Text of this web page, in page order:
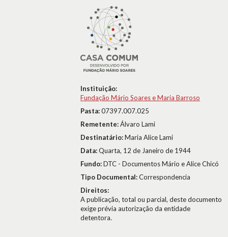
Instituição:
Fundação Mário Soares e Maria Barroso
Pasta:07397.007.025
Remetente:Álvaro Lami
Destinatário:Maria Alice Lami
Data:Quarta, 12 de Janeiro de 1944
Fundo:DTC - Documentos Mário e Alice Chicó
Tipo Documental:Correspondencia
Direitos:
A publicação, total ou parcial, deste documento
exige prévia autorização da entidade
detentora.